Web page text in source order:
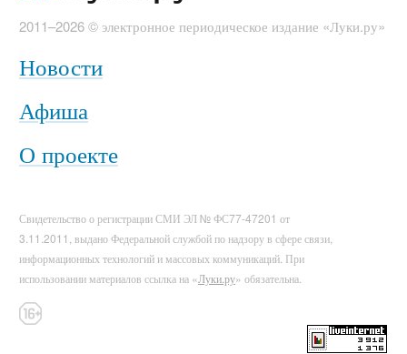
2011–2026 © электронное периодическое издание «Луки.ру»
Новости
Афиша
О проекте
Свидетельство о регистрации СМИ ЭЛ № ФС77-47201 от
3.11.2011, выдано Федеральной службой по надзору в сфере связи,
информационных технологий и массовых коммуникаций. При
использовании материалов ссылка на «Луки.ру» обязательна.